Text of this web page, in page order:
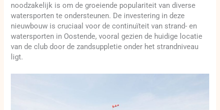
noodzakelijk is om de groeiende populariteit van diverse
watersporten te ondersteunen. De investering in deze
nieuwbouw is cruciaal voor de continuïteit van strand- en
watersporten in Oostende, vooral gezien de huidige locatie
van de club door de zandsuppletie onder het strandniveau
ligt.